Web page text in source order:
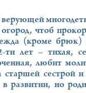
чтоб
(кроме брюк)
лет – тихая,
любит
старшей сестрой
в развитии, но